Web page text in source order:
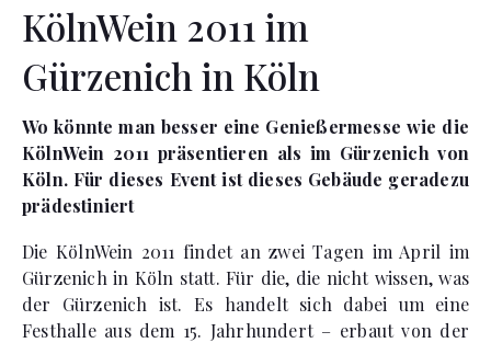
KölnWein 2011 im
Gürzenich in Köln
Wo könnte man besser eine Genießermesse wie die
KölnWein 2011 präsentieren als im Gürzenich von
Köln. Für dieses Event ist dieses Gebäude geradezu
prädestiniert
Die KölnWein 2011 findet an zwei Tagen im April im
Gürzenich in Köln statt. Für die, die nicht wissen, was
der Gürzenich ist. Es handelt sich dabei um eine
Festhalle aus dem 15. Jahrhundert – erbaut von der